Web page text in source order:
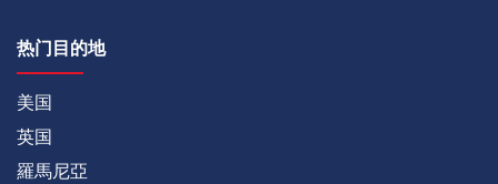
热门目的地
美国
英国
羅馬尼亞